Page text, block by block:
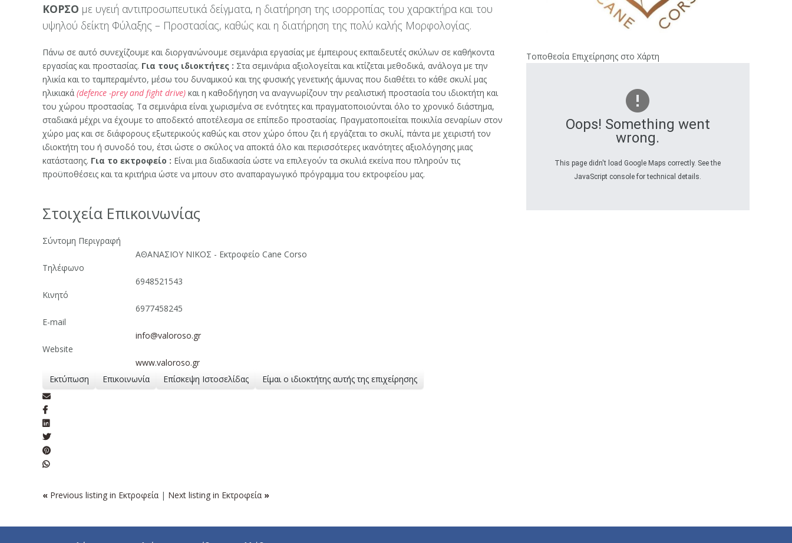
ΚΟΡΣΟ με υγειή αντιπροσωπευτικά δείγματα, η διατήρηση της ισορροπίας του χαρακτήρα και του
υψηλού δείκτη Φύλαξης – Προστασίας, καθώς και η διατήρηση της πολύ καλής Μορφολογίας.
Πάνω σε αυτό συνεχίζουμε και διοργανώνουμε σεμινάρια εργασίας με έμπειρους εκπαιδευτές σκύλων σε καθήκοντα
εργασίας και προστασίας. Για τους ιδιοκτήτες : Στα σεμινάρια αξιολογείται και κτίζεται μεθοδικά, ανάλογα με την
ηλικία και το ταμπεραμέντο, μέσω του δυναμικού και της φυσικής γενετικής άμυνας που διαθέτει το κάθε σκυλί μας
ηλικιακά (defence -prey and fight drive) και η καθοδήγηση να αναγνωρίζουν την ρεαλιστική προστασία του ιδιοκτήτη και
του χώρου προστασίας. Τα σεμινάρια είναι χωρισμένα σε ενότητες και πραγματοποιούνται όλο το χρονικό διάστημα,
σταδιακά μέχρι να έχουμε το αποδεκτό αποτέλεσμα σε επίπεδο προστασίας. Πραγματοποιείται ποικιλία σεναρίων στον
χώρο μας και σε διάφορους εξωτερικούς καθώς και στον χώρο όπου ζει ή εργάζεται το σκυλί, πάντα με χειριστή τον
ιδιοκτήτη του ή συνοδό του, έτσι ώστε ο σκύλος να αποκτά όλο και περισσότερες ικανότητες αξιολόγησης μιας
κατάστασης. Για το εκτροφείο : Είναι μια διαδικασία ώστε να επιλεγούν τα σκυλιά εκείνα που πληρούν τις
προϋποθέσεις και τα κριτήρια ώστε να μπουν στο αναπαραγωγικό πρόγραμμα του εκτροφείου μας.
Στοιχεία Επικοινωνίας
Σύντομη Περιγραφή
ΑΘΑΝΑΣΙΟΥ ΝΙΚΟΣ - Εκτροφείο Cane Corso
Τηλέφωνο
6948521543
Κινητό
6977458245
E-mail
info@valoroso.gr
Website
www.valoroso.gr
Εκτύπωση
Επικοινωνία Επίσκεψη Ιστοσελίδας Είμαι ο ιδιοκτήτης αυτής της επιχείρησης
Τοποθεσία Επιχείρησης στο Χάρτη
Oops! Something went
wrong.
This page didn't load Google Maps correctly. See the
JavaScript console for technical details.
« Previous listing in Εκτροφεία | Next listing in Εκτροφεία »